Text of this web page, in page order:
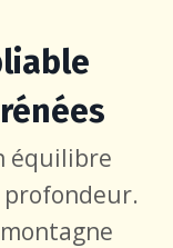
équilibre